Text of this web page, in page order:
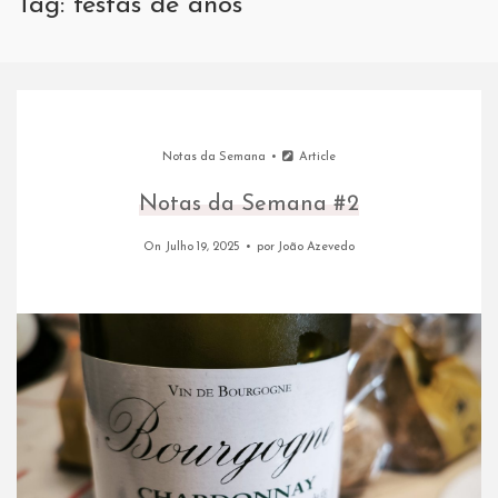
Tag: festas de anos
Notas da Semana Article
Notas da Semana #2
On Julho 19, 2025 por João Azevedo